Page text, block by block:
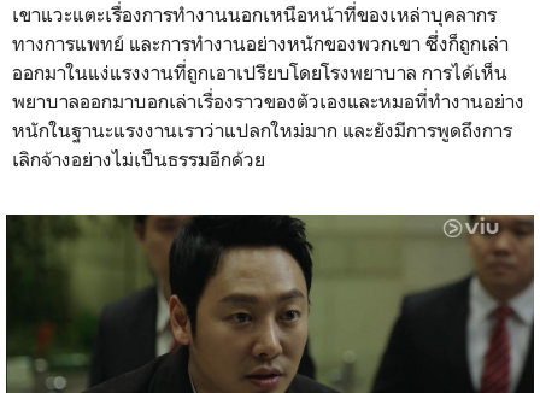
เขาแวะแตะเรื่องการทำงานนอกเหนือหน้าที่ของเหล่าบุคลากร
ทางการแพทย์ และการทำงานอย่างหนักของพวกเขา ซึ่งก็ถูกเล่า
ออกมาในแง่แรงงานที่ถูกเอาเปรียบโดยโรงพยาบาล การได้เห็น
พยาบาลออกมาบอกเล่าเรื่องราวของตัวเองและหมอที่ทำงานอย่าง
หนักในฐานะแรงงานเราว่าแปลกใหม่มาก และยังมีการพูดถึงการ
เลิกจ้างอย่างไม่เป็นธรรมอีกด้วย